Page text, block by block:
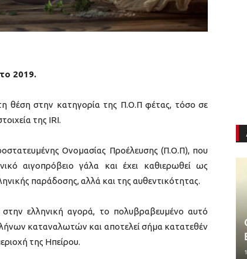
2019.
θέση στην κατηγορία της Π.Ο.Π φέτας, τόσο σε
της IRI.
Ονομασίας Προέλευσης (Π.Ο.Π), που
αιγοπρόβειο γάλα και έχει καθιερωθεί ως
παράδοσης, αλλά και της αυθεντικότητας.
ελληνική αγορά, το πολυβραβευμένο αυτό
καταναλωτών και αποτελεί σήμα κατατεθέν
της Ηπείρου.